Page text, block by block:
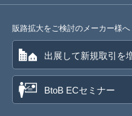
販路拡大をご検討のメーカー様へ
出展して新規取引を
BtoB ECセミナー